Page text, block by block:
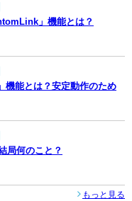
」機能とは？
機能とは？安定動作のため
局何のこと？
もっと見る